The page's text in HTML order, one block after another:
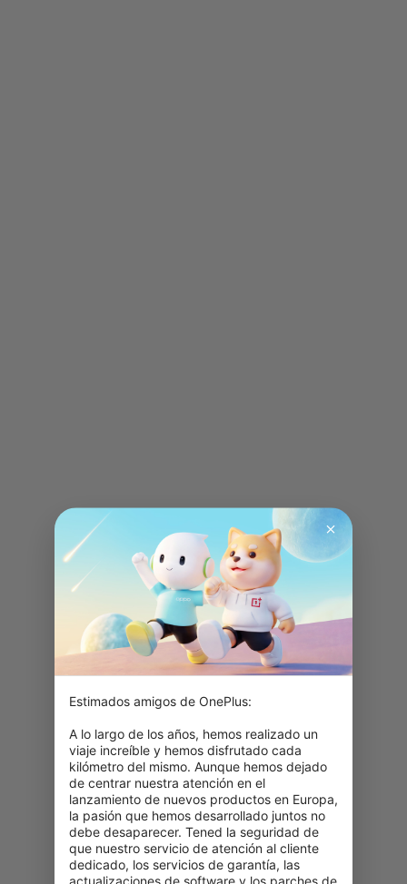
Estimados amigos de OnePlus:
A lo largo de los años, hemos realizado un
viaje increíble y hemos disfrutado cada
kilómetro del mismo. Aunque hemos dejado
de centrar nuestra atención en el
lanzamiento de nuevos productos en Europa,
la pasión que hemos desarrollado juntos no
debe desaparecer. Tened la seguridad de
que nuestro servicio de atención al cliente
dedicado, los servicios de garantía, las
actualizaciones de software y los parches de